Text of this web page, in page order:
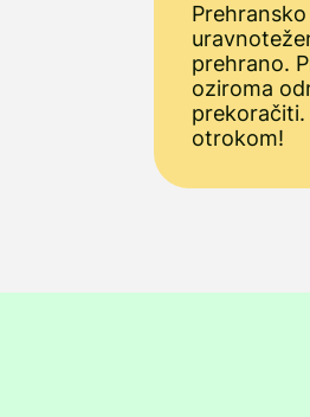
prehrano.
oziroma
prekoračiti.
otrokom!